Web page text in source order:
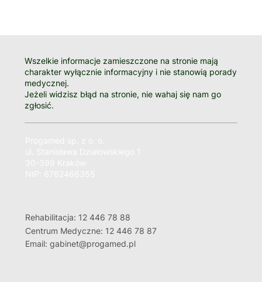
Wszelkie informacje zamieszczone na stronie mają
charakter wyłącznie informacyjny i nie stanowią porady
medycznej.
Jeżeli widzisz błąd na stronie, nie wahaj się nam go
zgłosić.
Rehabilitacja: 12 446 78 88
Centrum Medyczne: 12 446 78 87
Email: gabinet@progamed.pl